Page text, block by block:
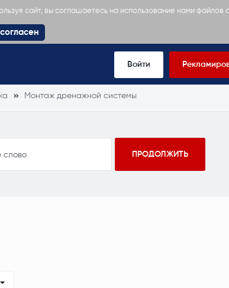
сайт, вы соглашаетесь на использование нами файлов
Войти
Монтаж дренажной системы